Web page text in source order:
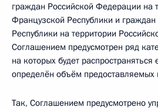
граждан Российской Федерации на
Французской Республики и
Республики на территории
Соглашением предусмотрен ряд
на которых будет
определён объём
Так, Соглашением предусмотрено